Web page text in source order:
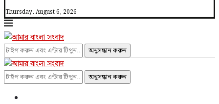
Thursday, August 6, 2026
অনুসন্ধান করুন
অনুসন্ধান করুন